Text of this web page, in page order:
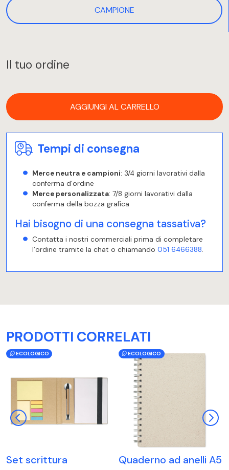
CAMPIONE
Il tuo ordine
AGGIUNGI AL CARRELLO
Tempi di consegna
Merce neutra e campioni: 3/4 giorni lavorativi dalla
conferma d’ordine
Merce personalizzata: 7/8 giorni lavorativi dalla
conferma della bozza grafica
Hai bisogno di una consegna tassativa?
Contatta i nostri commerciali prima di completare
l’ordine tramite la chat o chiamando 051 6466388.
PRODOTTI CORRELATI
ECOLOGICO
Set scrittura
ECOLOGICO
Quaderno ad anelli A5